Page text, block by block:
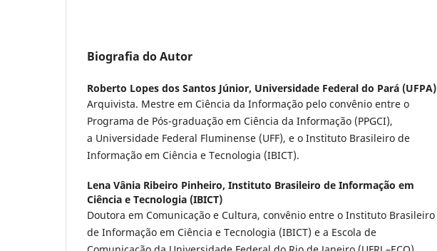
Biografia do Autor
Roberto Lopes dos Santos Júnior, Universidade Federal do Pará (UFPA)
Arquivista. Mestre em Ciência da Informação pelo convênio entre o
Programa de Pós-graduação em Ciência da Informação (PPGCI),
a Universidade Federal Fluminense (UFF), e o Instituto Brasileiro de
Informação em Ciência e Tecnologia (IBICT).
Lena Vânia Ribeiro Pinheiro, Instituto Brasileiro de Informação em
Ciência e Tecnologia (IBICT)
Doutora em Comunicação e Cultura, convênio entre o Instituto Brasileiro
de Informação em Ciência e Tecnologia (IBICT) e a Escola de